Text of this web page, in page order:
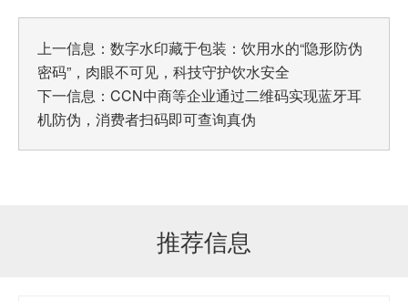
上一信息： 数字水印藏于包装：饮用水的“隐形防伪
密码”，肉眼不可见，科技守护饮水安全
下一信息： CCN中商等企业通过二维码实现蓝牙耳
机防伪，消费者扫码即可查询真伪
推荐信息